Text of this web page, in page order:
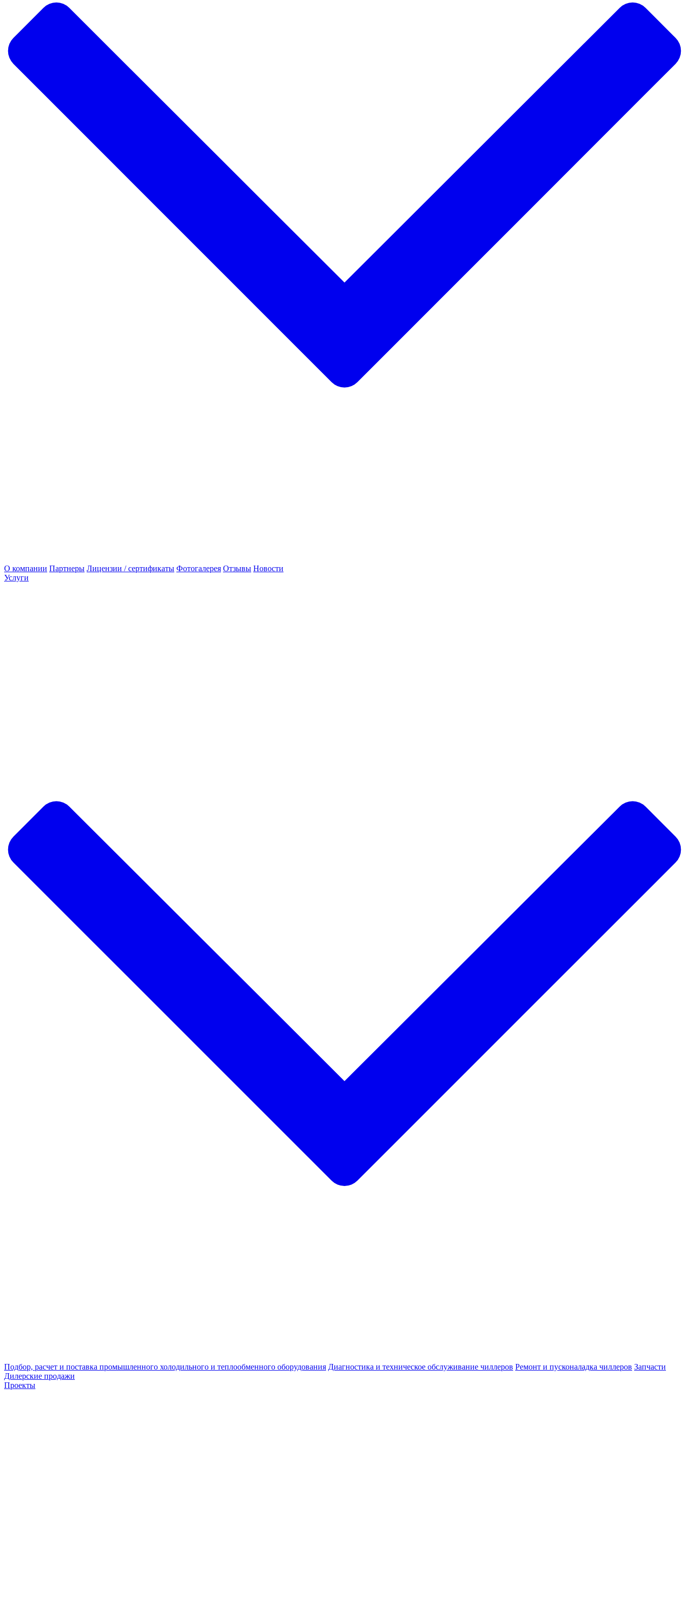
О компании Партнеры Лицензии / сертификаты Фотогалерея Отзывы Новости
Услуги
Подбор, расчет и поставка промышленного холодильного и теплообменного оборудования Диагностика и техническое обслуживание чиллеров Ремонт и пусконаладка чиллеров Запчасти
Дилерские продажи
Проекты